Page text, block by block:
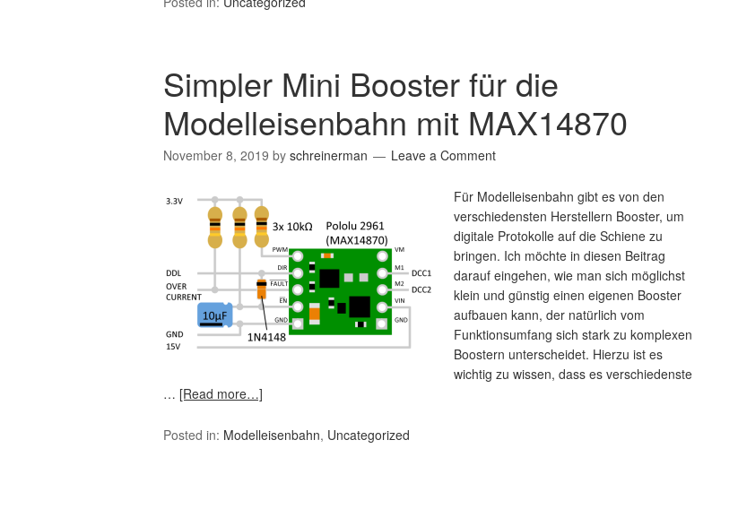
Simpler Mini Booster für die
Modelleisenbahn mit MAX14870
November 8, 2019 by schreinerman Leave a Comment
Für Modelleisenbahn gibt es von den
verschiedensten Herstellern Booster, um
digitale Protokolle auf die Schiene zu
bringen. Ich möchte in diesen Beitrag
darauf eingehen, wie man sich möglichst
klein und günstig einen eigenen Booster
aufbauen kann, der natürlich vom
Funktionsumfang sich stark zu komplexen
Boostern unterscheidet. Hierzu ist es
wichtig zu wissen, dass es verschiedenste
… [Read more…]
Posted in: Modelleisenbahn, Uncategorized